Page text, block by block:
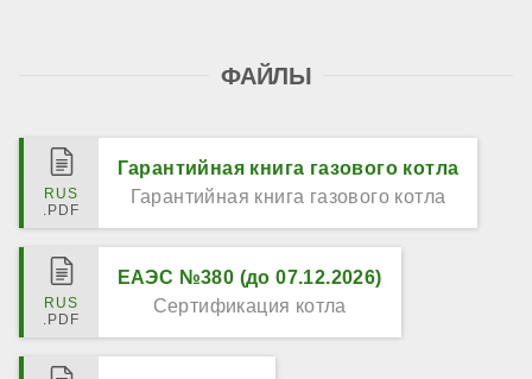
ФАЙЛЫ
Гарантийная книга газового котла
Гарантийная книга газового котла
ЕАЭС №380 (до 07.12.2026)
Сертификация котла